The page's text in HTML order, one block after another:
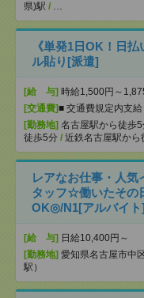
県)駅 / …
《単発1日OK！日
ル貼り[派遣]
[給 与] 時給1,500円～
[交通費]■ 交通費規定内支
[勤務地] 名古屋駅から徒歩
徒歩5分 / 近鉄名古屋駅から
レアなお仕事・人気
タッフ☆働いたその
OK◎/N1[アルバイト]
[給 与] 日給10,400円～
[勤務地] 愛知県名古屋市中
駅）